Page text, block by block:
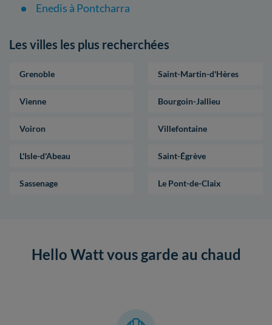
Enedis à Pontcharra
Les villes les plus recherchées
Grenoble Saint-Martin-d'Hères
Vienne Bourgoin-Jallieu
Voiron Villefontaine
L'Isle-d'Abeau Saint-Égrève
Sassenage Le Pont-de-Claix
Hello Watt vous garde au chaud